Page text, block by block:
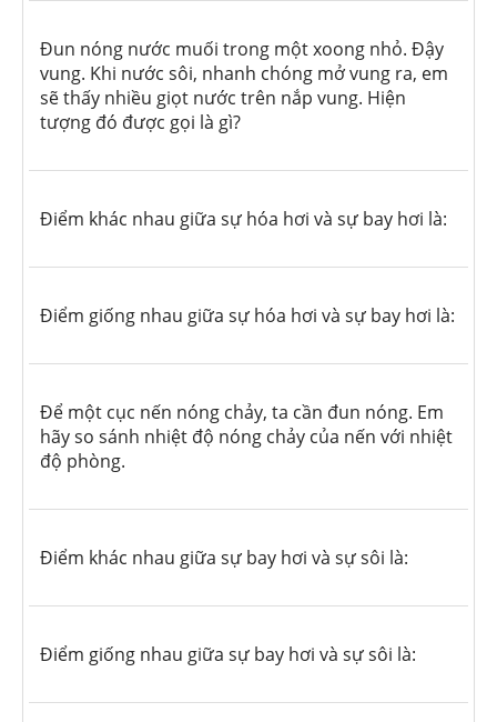
Đun nóng nước muối trong một xoong nhỏ. Đậy
vung. Khi nước sôi, nhanh chóng mở vung ra, em
sẽ thấy nhiều giọt nước trên nắp vung. Hiện
tượng đó được gọi là gì?
Điểm khác nhau giữa sự hóa hơi và sự bay hơi là:
Điểm giống nhau giữa sự hóa hơi và sự bay hơi là:
Để một cục nến nóng chảy, ta cần đun nóng. Em
hãy so sánh nhiệt độ nóng chảy của nến với nhiệt
độ phòng.
Điểm khác nhau giữa sự bay hơi và sự sôi là:
Điểm giống nhau giữa sự bay hơi và sự sôi là: